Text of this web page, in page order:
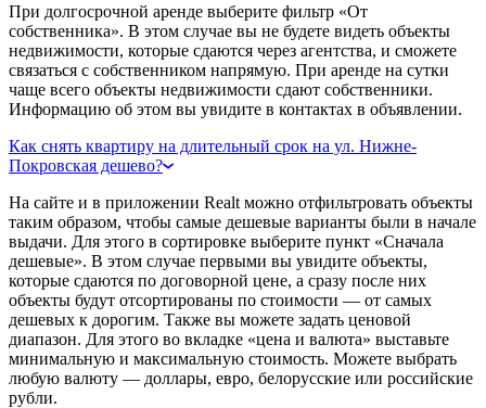
При долгосрочной аренде выберите фильтр «От
собственника». В этом случае вы не будете видеть объекты
недвижимости, которые сдаются через агентства, и сможете
связаться с собственником напрямую. При аренде на сутки
чаще всего объекты недвижимости сдают собственники.
Информацию об этом вы увидите в контактах в объявлении.
Как снять квартиру на длительный срок на ул. Нижне-
Покровская дешево?
На сайте и в приложении Realt можно отфильтровать объекты
таким образом, чтобы самые дешевые варианты были в начале
выдачи. Для этого в сортировке выберите пункт «Сначала
дешевые». В этом случае первыми вы увидите объекты,
которые сдаются по договорной цене, а сразу после них
объекты будут отсортированы по стоимости — от самых
дешевых к дорогим. Также вы можете задать ценовой
диапазон. Для этого во вкладке «цена и валюта» выставьте
минимальную и максимальную стоимость. Можете выбрать
любую валюту — доллары, евро, белорусские или российские
рубли.